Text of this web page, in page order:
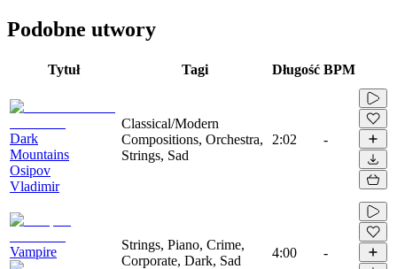
Podobne utwory
Tytuł Tagi Długość BPM
Dark
Mountains
Osipov
Vladimir
Classical/Modern
Compositions, Orchestra,
Strings, Sad
2:02 -
Vampire
Strings, Piano, Crime,
Corporate, Dark, Sad
4:00 -